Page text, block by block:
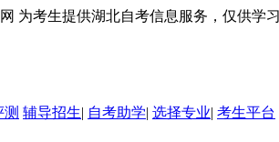
为考生提供湖北自考信息服务，仅供学
测 辅导招生| 自考助学| 选择专业| 考生平台